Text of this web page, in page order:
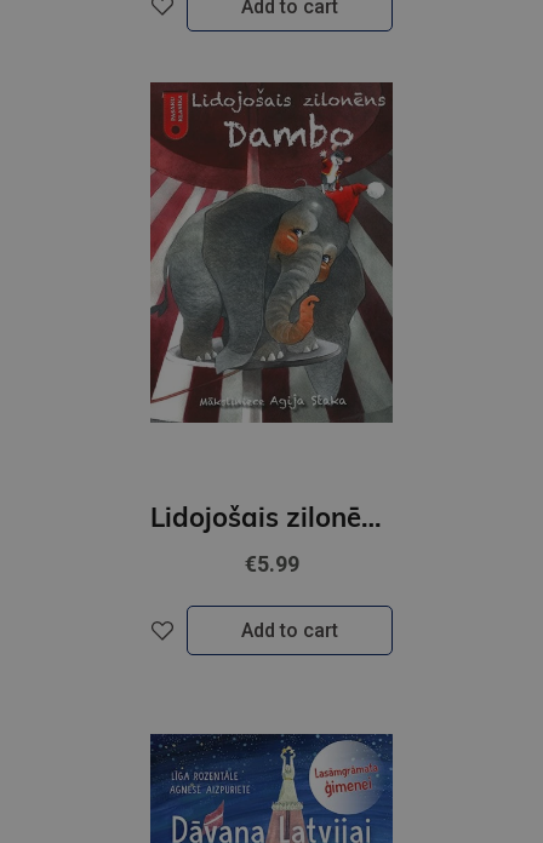
Add to cart
Lidojošais zilonēns Dambo Pasaku klasika
€5.99
Add to cart